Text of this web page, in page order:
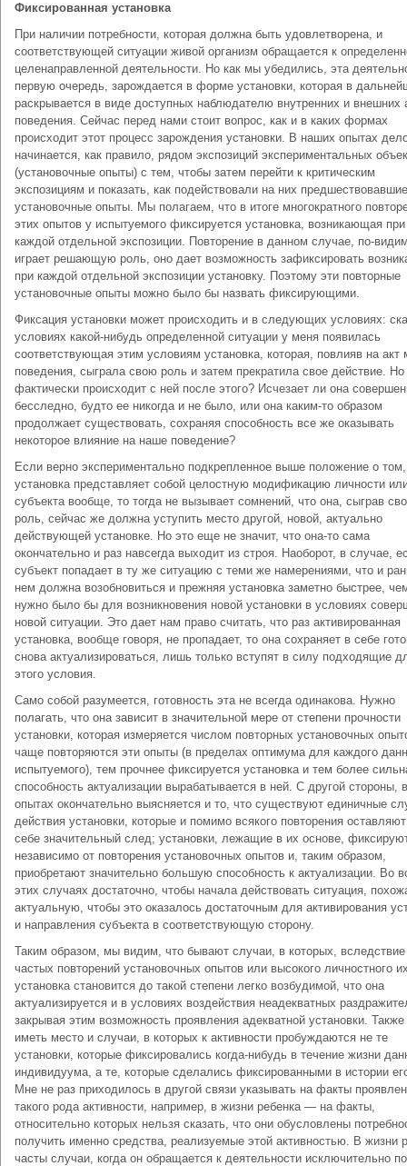
Фиксированная установка
При наличии потребности, которая должна быть удовлетворена, и
соответствующей ситуации живой организм обращается к
целенаправленной деятельности. Но как мы убедились, эта
первую очередь, зарождается в форме установки, которая в
раскрывается в виде доступных наблюдателю внутренних и внешних
поведения. Сейчас перед нами стоит вопрос, как и в каких формах
происходит этот процесс зарождения установки. В наших опытах
начинается, как правило, рядом экспозиций экспериментальных
(установочные опыты) с тем, чтобы затем перейти к критическим
экспозициям и показать, как подействовали на них
установочные опыты. Мы полагаем, что в итоге многократного
этих опытов у испытуемого фиксируется установка, возникающая при
каждой отдельной экспозиции. Повторение в данном случае, по-
играет решающую роль, оно дает возможность зафиксировать
при каждой отдельной экспозиции установку. Поэтому эти повторные
установочные опыты можно было бы назвать фиксирующими.
Фиксация установки может происходить и в следующих условиях:
условиях какой-нибудь определенной ситуации у меня появилась
соответствующая этим условиям установка, которая, повлияв на акт
поведения, сыграла свою роль и затем прекратила свое действие.
фактически происходит с ней после этого? Исчезает ли она
бесследно, будто ее никогда и не было, или она каким-то образом
продолжает существовать, сохраняя способность все же оказывать
некоторое влияние на наше поведение?
Если верно экспериментально подкрепленное выше положение о
установка представляет собой целостную модификацию личности
субъекта вообще, то тогда не вызывает сомнений, что она, сыграв
роль, сейчас же должна уступить место другой, новой, актуально
действующей установке. Но это еще не значит, что она-то сама
окончательно и раз навсегда выходит из строя. Наоборот, в случае,
субъект попадает в ту же ситуацию с теми же намерениями, что и
нем должна возобновиться и прежняя установка заметно быстрее,
нужно было бы для возникновения новой установки в условиях
новой ситуации. Это дает нам право считать, что раз активированная
установка, вообще говоря, не пропадает, то она сохраняет в себе
снова актуализироваться, лишь только вступят в силу подходящие
этого условия.
Само собой разумеется, готовность эта не всегда одинакова. Нужно
полагать, что она зависит в значительной мере от степени прочности
установки, которая измеряется числом повторных установочных
чаще повторяются эти опыты (в пределах оптимума для каждого
испытуемого), тем прочнее фиксируется установка и тем более
способность актуализации вырабатывается в ней. С другой стороны,
опытах окончательно выясняется и то, что существуют единичные
действия установки, которые и помимо всякого повторения
себе значительный след; установки, лежащие в их основе,
независимо от повторения установочных опытов и, таким образом,
приобретают значительно большую способность к актуализации. Во
этих случаях достаточно, чтобы начала действовать ситуация,
актуальную, чтобы это оказалось достаточным для активирования
и направления субъекта в соответствующую сторону.
Таким образом, мы видим, что бывают случаи, в которых, вследствие
частых повторений установочных опытов или высокого личностного
установка становится до такой степени легко возбудимой, что она
актуализируется и в условиях воздействия неадекватных
закрывая этим возможность проявления адекватной установки. Также
иметь место и случаи, в которых к активности пробуждаются не те
установки, которые фиксировались когда-нибудь в течение жизни
индивидуума, а те, которые сделались фиксированными в истории
Мне не раз приходилось в другой связи указывать на факты
такого рода активности, например, в жизни ребенка — на факты,
относительно которых нельзя сказать, что они обусловлены
получить именно средства, реализуемые этой активностью. В жизни
часты случаи, когда он обращается к деятельности исключительно